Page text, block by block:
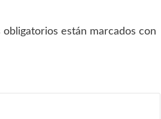
obligatorios están marcados con